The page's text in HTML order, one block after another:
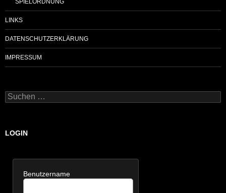
LINKS
DATENSCHUTZERKLÄRUNG
IMPRESSUM
Suchen
nach:
LOGIN
Benutzername